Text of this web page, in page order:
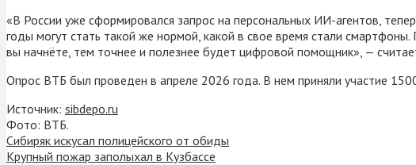
«В России уже сформировался запрос на персональных ИИ-агентов,
годы могут стать такой же нормой, какой в свое время стали
вы начнёте, тем точнее и полезнее будет цифровой помощник», —
Опрос ВТБ был проведен в апреле 2026 года. В нем приняли участие
Источник: sibdepo.ru
Фото: ВТБ.
Сибиряк искусал полицейского от обиды
Крупный пожар заполыхал в Кузбассе